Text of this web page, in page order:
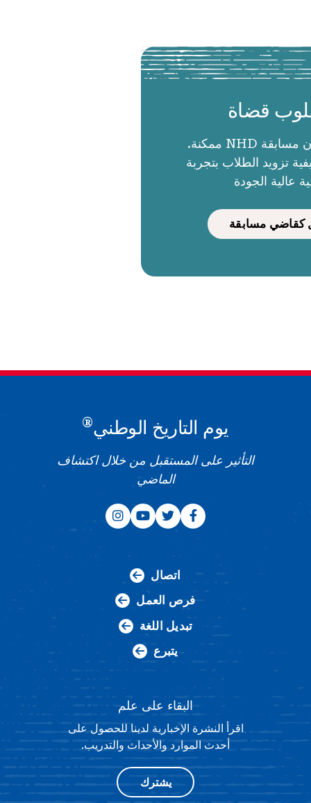
قضاة
الحكام يجعلون مسابقة NHD ممكنة.
تزويد الطلاب بتجربة
عالية الجودة
مسابقة
يوم التاريخ الوطني®
التأثير على المستقبل من خلال اكتشاف
الماضي
اتصال
فرص العمل
تبديل اللغة
يتبرع
البقاء على علم
اقرأ النشرة الإخبارية لدينا للحصول على
أحدث الموارد والأحداث والتدريب.
يشترك